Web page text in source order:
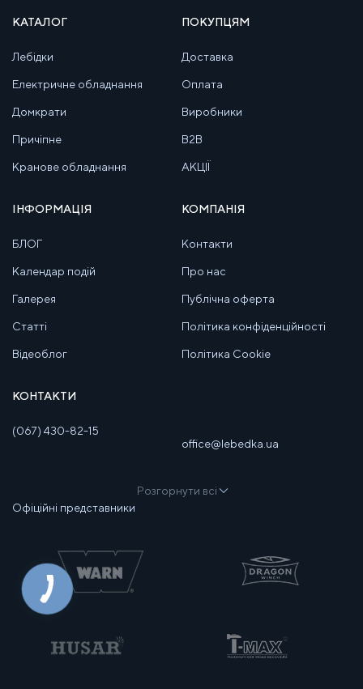
КАТАЛОГ
Лебідки
Електричне обладнання
Домкрати
Причіпне
Кранове обладнання
ПОКУПЦЯМ
Доставка
Оплата
Виробники
B2B
АКЦІЇ
ІНФОРМАЦІЯ
БЛОГ
Календар подій
Галерея
Статті
Відеоблог
КОМПАНІЯ
Контакти
Про нас
Публічна оферта
Політика конфіденційності
Політика Cookie
КОНТАКТИ
(067) 430-82-15
office@lebedka.ua
Розгорнути всі
Офіційні представники